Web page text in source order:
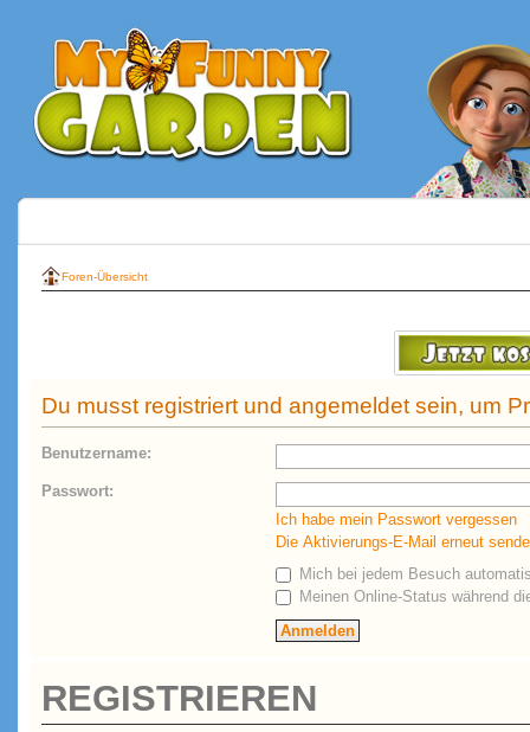
Foren-Übersicht
Du musst registriert und angemeldet sein, um
Benutzername:
Passwort:
Ich habe mein Passwort vergessen
Die Aktivierungs-E-Mail erneut
Mich bei jedem Besuch
Meinen Online-Status während
REGISTRIEREN